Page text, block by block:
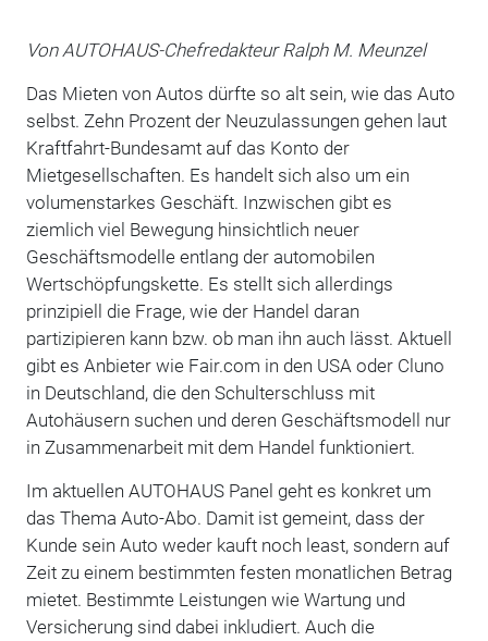
Von AUTOHAUS-Chefredakteur Ralph M. Meunzel
Das Mieten von Autos dürfte so alt sein, wie das Auto
selbst. Zehn Prozent der Neuzulassungen gehen laut
Kraftfahrt-Bundesamt auf das Konto der
Mietgesellschaften. Es handelt sich also um ein
volumenstarkes Geschäft. Inzwischen gibt es
ziemlich viel Bewegung hinsichtlich neuer
Geschäftsmodelle entlang der automobilen
Wertschöpfungskette. Es stellt sich allerdings
prinzipiell die Frage, wie der Handel daran
partizipieren kann bzw. ob man ihn auch lässt. Aktuell
gibt es Anbieter wie Fair.com in den USA oder Cluno
in Deutschland, die den Schulterschluss mit
Autohäusern suchen und deren Geschäftsmodell nur
in Zusammenarbeit mit dem Handel funktioniert.
Im aktuellen AUTOHAUS Panel geht es konkret um
das Thema Auto-Abo. Damit ist gemeint, dass der
Kunde sein Auto weder kauft noch least, sondern auf
Zeit zu einem bestimmten festen monatlichen Betrag
mietet. Bestimmte Leistungen wie Wartung und
Versicherung sind dabei inkludiert. Auch die